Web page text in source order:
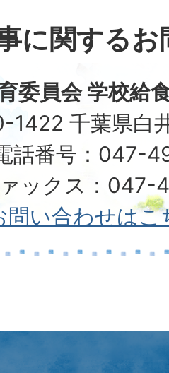
に関する
委員会 学校給
1422 千葉県白
話番号：047-
ックス：047-
問い合わせはこ